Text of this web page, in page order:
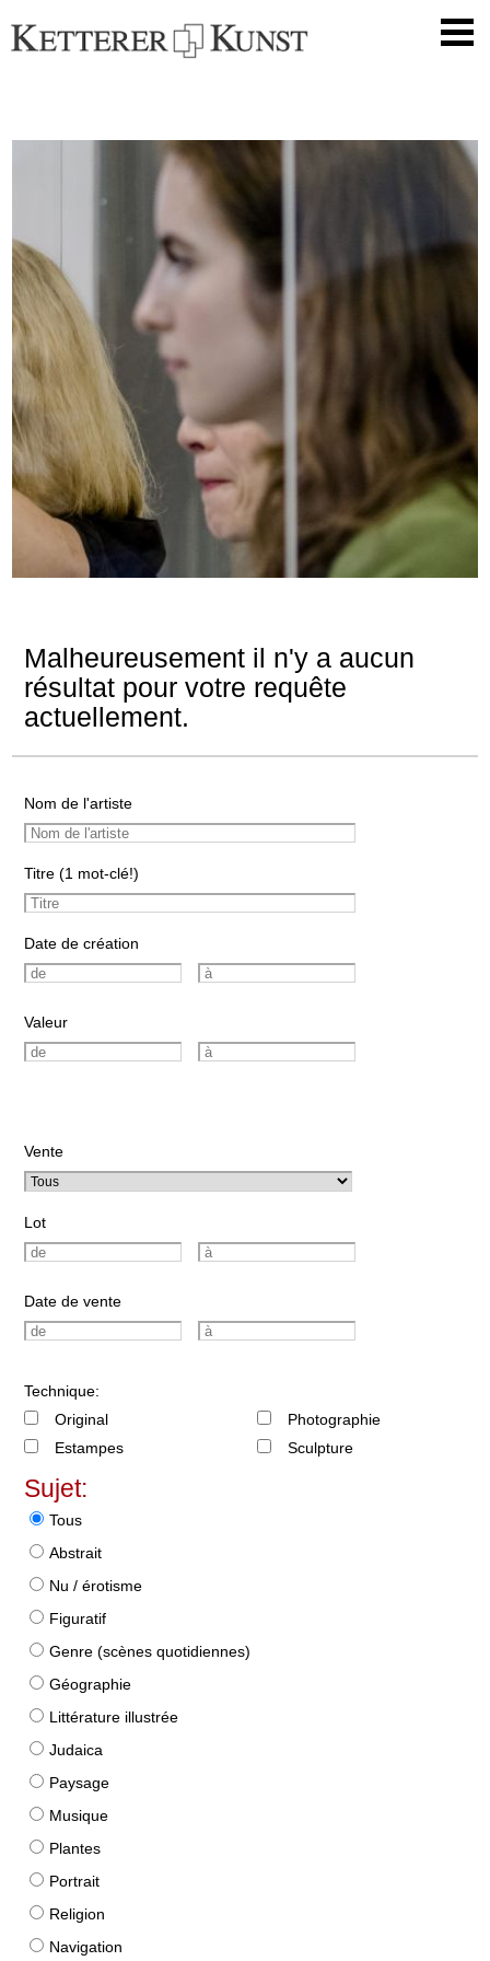
Malheureusement il n'y a aucun
résultat pour votre requête
actuellement.
Nom de l'artiste
Titre (1 mot-clé!)
Date de création
Valeur
Vente
Lot
Date de vente
Technique:
Original
Estampes
Photographie
Sculpture
Sujet:
Tous
Abstrait
Nu / érotisme
Figuratif
Genre (scènes quotidiennes)
Géographie
Littérature illustrée
Judaica
Paysage
Musique
Plantes
Portrait
Religion
Navigation